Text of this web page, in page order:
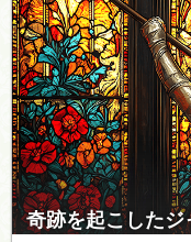
奇跡を起こした